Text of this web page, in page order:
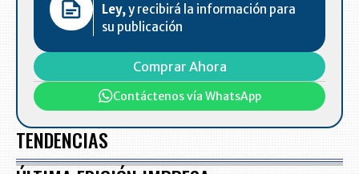
Ley, y recibirá la información para
su publicación
Comprar Ahora
Contáctenos vía WhatsApp
TENDENCIAS